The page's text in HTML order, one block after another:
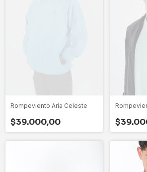
Rompeviento Aria Celeste
$39.000,00